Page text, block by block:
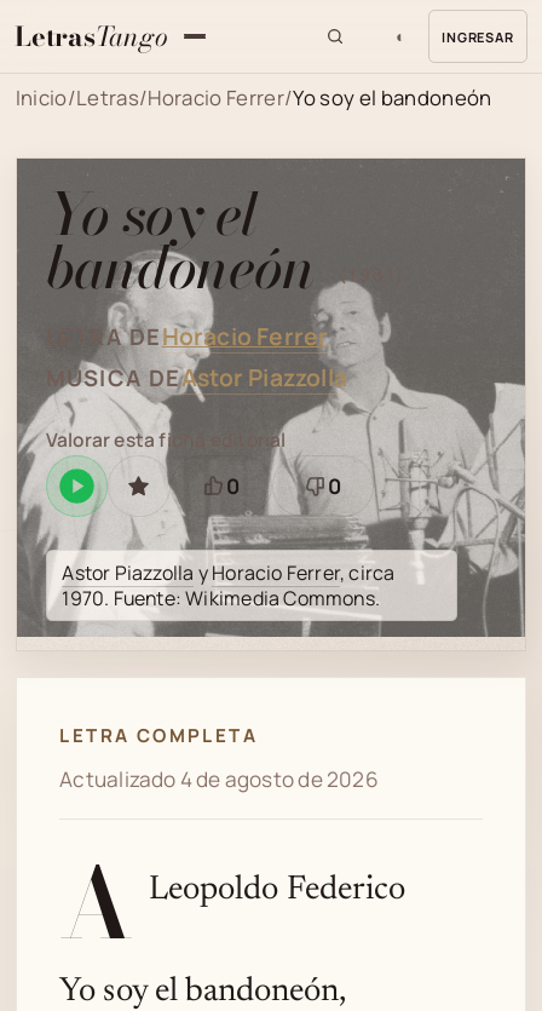
LetrasTango ◐ INGRESAR
Inicio/Letras/Horacio Ferrer/Yo soy el bandoneón
Yo soy el
bandoneón
LETRA DEHoracio Ferrer
MÚSICA DEAstor Piazzolla
Reproducir
en
Spotify
GUARDAR
Valorar esta ficha editorial
Está
bien
0
Necesita
revisión
0
Astor Piazzolla yHoracio Ferrer, circa
1970. Fuente: Wikimedia Commons.
LETRA COMPLETA
Actualizado 4 de agosto de 2026
A Leopoldo Federico
Yo soy el bandoneón,